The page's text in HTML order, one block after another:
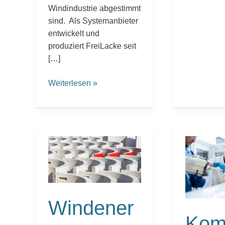
Windindustrie abgestimmt
sind. Als Systemanbieter
entwickelt und
produziert FreiLacke seit
[…]
Weiterlesen »
Windener
Windenergie:
Die
Turmproduktion
beschleunigen
für